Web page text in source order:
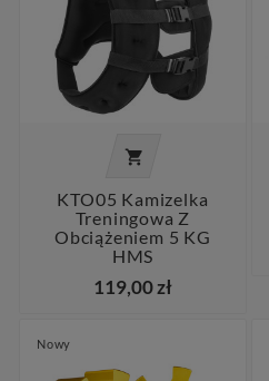

KTO05 Kamizelka
Treningowa Z
Obciążeniem 5 KG
HMS
119,00 zł
Nowy